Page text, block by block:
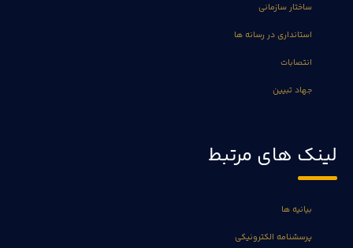
ساختار سازمانی
استانداری در رسانه ها
انتصابات
جهاد تبیین
لینک های مرتبط
بیانیه ها
پرسشنامه الکترونیکی